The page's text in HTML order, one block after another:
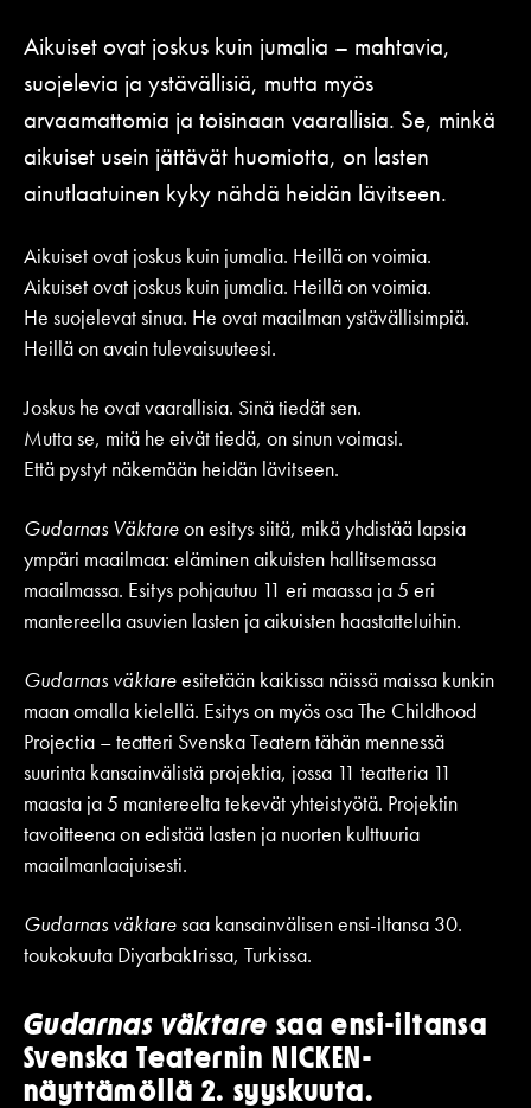
Aikuiset ovat joskus kuin jumalia – mahtavia,
suojelevia ja ystävällisiä, mutta myös
arvaamattomia ja toisinaan vaarallisia. Se, minkä
aikuiset usein jättävät huomiotta, on lasten
ainutlaatuinen kyky nähdä heidän lävitseen.
Aikuiset ovat joskus kuin jumalia. Heillä on voimia.
Aikuiset ovat joskus kuin jumalia. Heillä on voimia.
He suojelevat sinua. He ovat maailman ystävällisimpiä.
Heillä on avain tulevaisuuteesi.
Joskus he ovat vaarallisia. Sinä tiedät sen.
Mutta se, mitä he eivät tiedä, on sinun voimasi.
Että pystyt näkemään heidän lävitseen.
Gudarnas Väktareon esitys siitä, mikä yhdistää lapsia
ympäri maailmaa: eläminen aikuisten hallitsemassa
maailmassa. Esitys pohjautuu 11 eri maassa ja 5 eri
mantereella asuvien lasten ja aikuisten haastatteluihin.
Gudarnas väktareesitetään kaikissa näissä maissa kunkin
maan omalla kielellä. Esitys on myös osa The Childhood
Projectia – teatteri Svenska Teatern tähän mennessä
suurinta kansainvälistä projektia, jossa 11 teatteria 11
maasta ja 5 mantereelta tekevät yhteistyötä. Projektin
tavoitteena on edistää lasten ja nuorten kulttuuria
maailmanlaajuisesti.
Gudarnas väktaresaa kansainvälisen ensi-iltansa 30.
toukokuuta Diyarbakırissa, Turkissa.
Gudarnas väktare saa ensi-iltansa
Svenska Teaternin NICKEN-
näyttämöllä 2. syyskuuta.